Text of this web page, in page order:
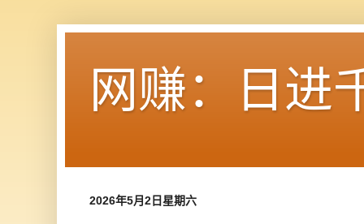
网赚：日进
2026年5月2日星期六